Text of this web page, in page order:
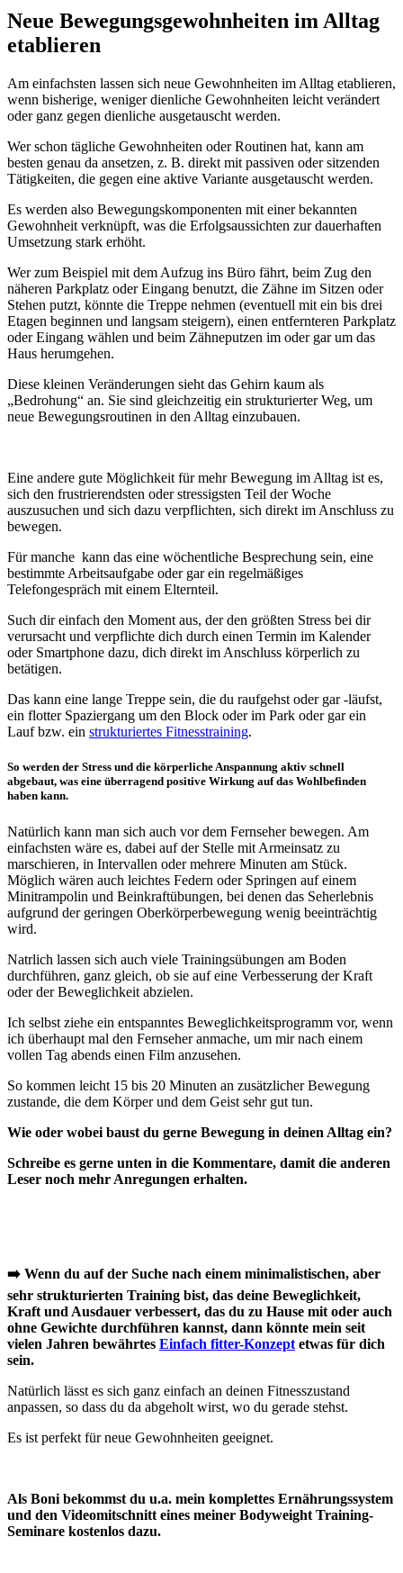
Neue Bewegungsgewohnheiten im Alltag
etablieren
Am einfachsten lassen sich neue Gewohnheiten im Alltag etablieren,
wenn bisherige, weniger dienliche Gewohnheiten leicht verändert
oder ganz gegen dienliche ausgetauscht werden.
Wer schon tägliche Gewohnheiten oder Routinen hat, kann am
besten genau da ansetzen, z. B. direkt mit passiven oder sitzenden
Tätigkeiten, die gegen eine aktive Variante ausgetauscht werden.
Es werden also Bewegungskomponenten mit einer bekannten
Gewohnheit verknüpft, was die Erfolgsaussichten zur dauerhaften
Umsetzung stark erhöht.
Wer zum Beispiel mit dem Aufzug ins Büro fährt, beim Zug den
näheren Parkplatz oder Eingang benutzt, die Zähne im Sitzen oder
Stehen putzt, könnte die Treppe nehmen (eventuell mit ein bis drei
Etagen beginnen und langsam steigern), einen entfernteren Parkplatz
oder Eingang wählen und beim Zähneputzen im oder gar um das
Haus herumgehen.
Diese kleinen Veränderungen sieht das Gehirn kaum als
„Bedrohung“ an. Sie sind gleichzeitig ein strukturierter Weg, um
neue Bewegungsroutinen in den Alltag einzubauen.
Eine andere gute Möglichkeit für mehr Bewegung im Alltag ist es,
sich den frustrierendsten oder stressigsten Teil der Woche
auszusuchen und sich dazu verpflichten, sich direkt im Anschluss zu
bewegen.
Für manche kann das eine wöchentliche Besprechung sein, eine
bestimmte Arbeitsaufgabe oder gar ein regelmäßiges
Telefongespräch mit einem Elternteil.
Such dir einfach den Moment aus, der den größten Stress bei dir
verursacht und verpflichte dich durch einen Termin im Kalender
oder Smartphone dazu, dich direkt im Anschluss körperlich zu
betätigen.
Das kann eine lange Treppe sein, die du raufgehst oder gar -läufst,
ein flotter Spaziergang um den Block oder im Park oder gar ein
Lauf bzw. ein strukturiertes Fitnesstraining.
So werden der Stress und die körperliche Anspannung aktiv schnell
abgebaut, was eine überragend positive Wirkung auf das Wohlbefinden
haben kann.
Natürlich kann man sich auch vor dem Fernseher bewegen. Am
einfachsten wäre es, dabei auf der Stelle mit Armeinsatz zu
marschieren, in Intervallen oder mehrere Minuten am Stück.
Möglich wären auch leichtes Federn oder Springen auf einem
Minitrampolin und Beinkraftübungen, bei denen das Seherlebnis
aufgrund der geringen Oberkörperbewegung wenig beeinträchtig
wird.
Natrlich lassen sich auch viele Trainingsübungen am Boden
durchführen, ganz gleich, ob sie auf eine Verbesserung der Kraft
oder der Beweglichkeit abzielen.
Ich selbst ziehe ein entspanntes Beweglichkeitsprogramm vor, wenn
ich überhaupt mal den Fernseher anmache, um mir nach einem
vollen Tag abends einen Film anzusehen.
So kommen leicht 15 bis 20 Minuten an zusätzlicher Bewegung
zustande, die dem Körper und dem Geist sehr gut tun.
Wie oder wobei baust du gerne Bewegung in deinen Alltag ein?
Schreibe es gerne unten in die Kommentare, damit die anderen
Leser noch mehr Anregungen erhalten.
➡️ Wenn du auf der Suche nach einem minimalistischen, aber
sehr strukturierten Training bist, das deine Beweglichkeit,
Kraft und Ausdauer verbessert, das du zu Hause mit oder auch
ohne Gewichte durchführen kannst, dann könnte mein seit
vielen Jahren bewährtes Einfach fitter-Konzept etwas für dich
sein.
Natürlich lässt es sich ganz einfach an deinen Fitnesszustand
anpassen, so dass du da abgeholt wirst, wo du gerade stehst.
Es ist perfekt für neue Gewohnheiten geeignet.
Als Boni bekommst du u.a. mein komplettes Ernährungssystem
und den Videomitschnitt eines meiner Bodyweight Training-
Seminare kostenlos dazu.